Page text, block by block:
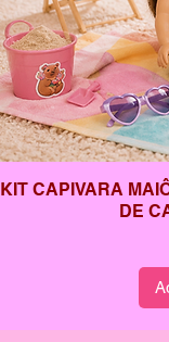
KIT CAPIVARA
DE